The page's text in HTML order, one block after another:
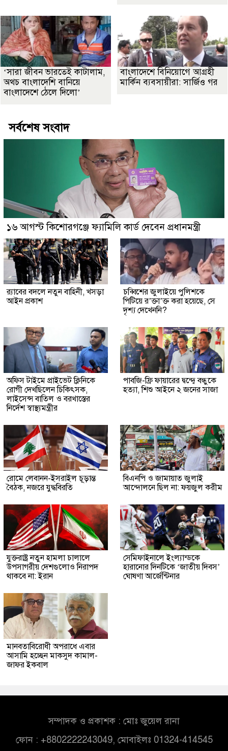
‘সারা জীবন ভারতেই কাটালাম,
অথচ বাংলাদেশি বানিয়ে
বাংলাদেশে ঠেলে দিলো’
বাংলাদেশে বিনিয়োগে আগ্রহী
মার্কিন ব্যবসায়ীরা: সার্জিও গর
সর্বশেষ সংবাদ
১৬ আগস্ট কিশোরগঞ্জে ফ্যামিলি কার্ড দেবেন প্রধানমন্ত্রী
র‍্যাবের বদলে নতুন বাহিনী, খসড়া
আইন প্রকাশ
চব্বিশের জুলাইয়ে পুলিশকে
পিটিয়ে র’ক্তা’ক্ত করা হয়েছে, সে
দৃশ্য দেখেননি?
অফিস টাইমে প্রাইভেট ক্লিনিকে
রোগী দেখছিলেন চিকিৎসক,
লাইসেন্স বাতিল ও বরখাস্তের
নির্দেশ স্বাস্থ্যমন্ত্রীর
পাবজি-ফ্রি ফায়ারের দ্বন্দ্বে বন্ধুকে
হত্যা, শিশু আইনে ২ জনের সাজা
রোমে লেবানন-ইসরাইল চূড়ান্ত
বৈঠক, নজরে যুদ্ধবিরতি
বিএনপি ও জামায়াত জুলাই
আন্দোলনে ছিল না: ফয়জুল করীম
যুক্তরাষ্ট্র নতুন হামলা চালালে
উপসাগরীয় দেশগুলোও নিরাপদ
থাকবে না: ইরান
সেমিফাইনালে ইংল্যান্ডকে
হারানোর দিনটিকে ‘জাতীয় দিবস’
ঘোষণা আর্জেন্টিনার
মানবতাবিরোধী অপরাধে এবার
আসামি হচ্ছেন মাকসুদ কামাল-
জাফর ইকবাল
সম্পাদক ও প্রকাশক : মোঃ জুয়েল রানা
ফোন : +8802222243049, মোবাইলঃ 01324-414545